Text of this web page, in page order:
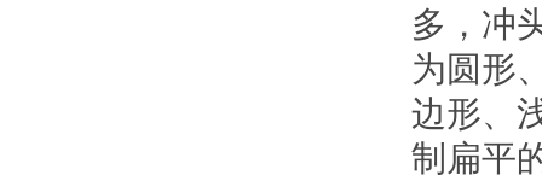
多，冲
为圆形
边形、
制扁平